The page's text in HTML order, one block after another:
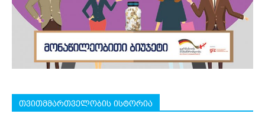
თვითმმართველობის ისტორია